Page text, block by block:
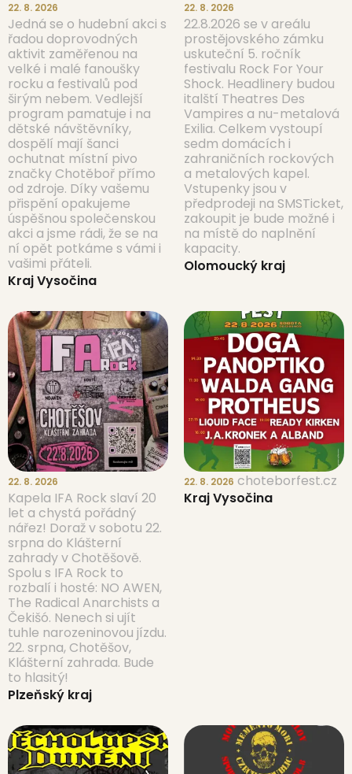
22. 8. 2026
Jedná se o hudební akci s
řadou doprovodných
aktivit zaměřenou na
velké i malé fanoušky
rocku a festivalů pod
širým nebem. Vedlejší
program pamatuje i na
dětské návštěvníky,
dospělí mají šanci
ochutnat místní pivo
značky Chotěboř přímo
od zdroje. Díky vašemu
přispění opakujeme
úspěšnou společenskou
akci a jsme rádi, že se na
ní opět potkáme s vámi i
vašimi přáteli.
Kraj Vysočina
22. 8. 2026
22.8.2026 se v areálu
prostějovského zámku
uskuteční 5. ročník
festivalu Rock For Your
Shock. Headlinery budou
italští Theatres Des
Vampires a nu-metalová
Exilia. Celkem vystoupí
sedm domácích i
zahraničních rockových
a metalových kapel.
Vstupenky jsou v
předprodeji na SMSTicket,
zakoupit je bude možné i
na místě do naplnění
kapacity.
Olomoucký kraj
22. 8. 2026
Kapela IFA Rock slaví 20
let a chystá pořádný
nářez! Doraž v sobotu 22.
srpna do Klášterní
zahrady v Chotěšově.
Spolu s IFA Rock to
rozbalí i hosté: NO AWEN,
The Radical Anarchists a
Čekišó. Nenech si ujít
tuhle narozeninovou jízdu.
22. srpna, Chotěšov,
Klášterní zahrada. Bude
to hlasitý!
Plzeňský kraj
22. 8. 2026 choteborfest.cz
Kraj Vysočina